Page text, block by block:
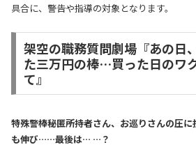
具合に、警告や指導の対象となります。
架空の職務質問劇場『あの日
た三万円の棒…買った日のワ
て』
特殊警棒秘匿所持者さん、お巡りさんの圧
も伸び……最後は… …？